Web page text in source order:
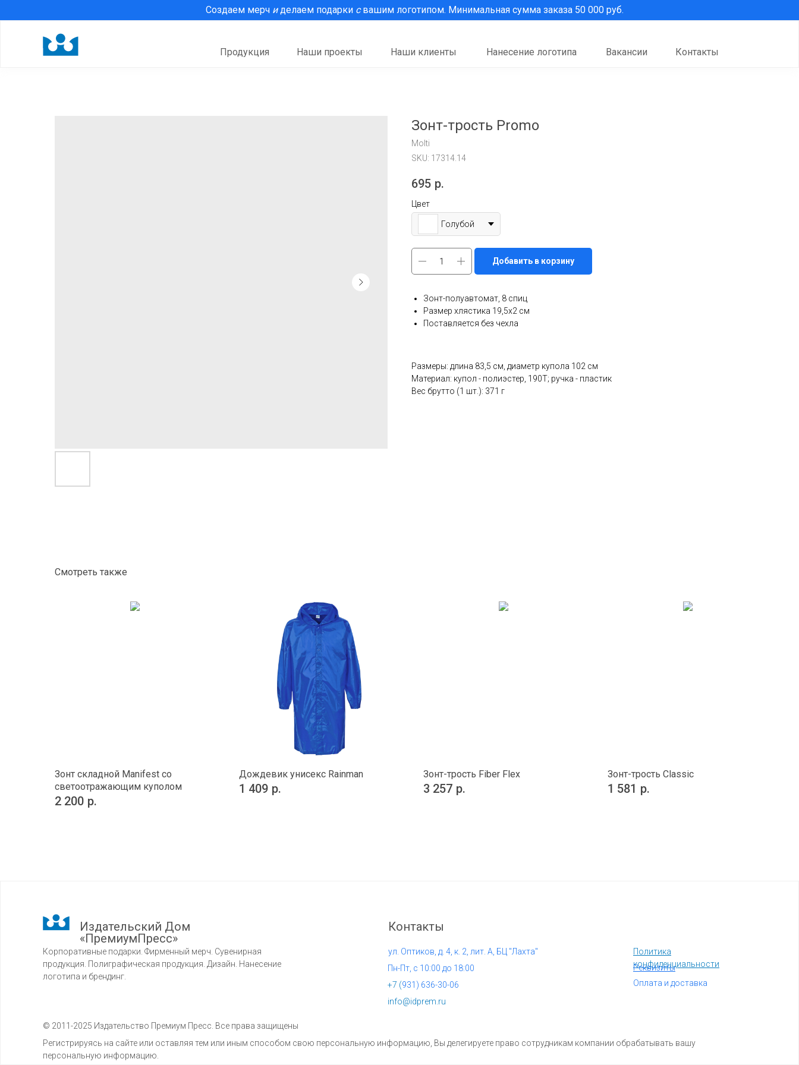
Продукция Наши клиенты
Наши проекты Вакансии Контакты
Нанесение логотипа
Создаем мерч иделаем подарки свашим логотипом. Минимальная сумма заказа 50 000 руб.
Зонт-трость Promo
Molti
SKU: 17314.14
695 р.
Цвет
Голубой
Добавить в корзину
Зонт-полуавтомат, 8 спиц
Размер хлястика 19,5х2 см
Поставляется без чехла
Размеры: длина 83,5 см, диаметр купола 102 см
Материал: купол - полиэстер, 190T; ручка - пластик
Вес брутто (1 шт.): 371 г
Смотреть также
Зонт складной Manifest со
светоотражающим куполом
2 200 р.
Дождевик унисекс Rainman
1 409 р.
Зонт-трость Fiber Flex
3 257 р.
Зонт-трость Classic
1 581 р.
© 2011-2025 Издательство Премиум Пресс. Все права защищены
Издательский Дом
«ПремиумПресс»
Корпоративные подарки. Фирменный мерч. Сувенирная
продукция. Полиграфическая продукция. Дизайн. Нанесение
логотипа и брендинг.
Регистрируясь на сайте или оставляя тем или иным способом свою персональную информацию, Вы делегируете право сотрудникам компании обрабатывать вашу
персональную информацию.
info@idprem.ru
Контакты
Политика
конфиденциальности
+7 (931) 636-30-06
Реквизиты
ул. Оптиков, д. 4, к. 2, лит. А, БЦ "Лахта"
Оплата и доставка
Пн-Пт, с 10:00 до 18:00